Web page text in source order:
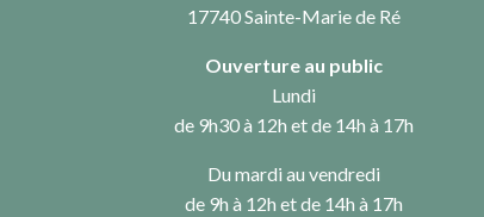
17740 Sainte-Marie de Ré
Ouverture au public
Lundi
de 9h30 à 12h et de 14h à 17h
Du mardi au vendredi
de 9h à 12h et de 14h à 17h